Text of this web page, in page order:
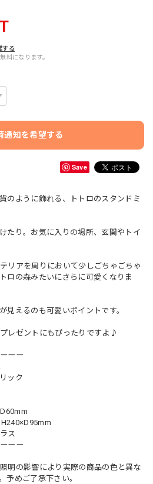
する
料になります。
通知を希望する
Save
のように飾れる、トトロのスタンドミ
たり。お気に入りの場所、玄関やトイ
リアを周りにおいて少しごちゃごちゃ
ロの森みたいにさらに可愛くなりま
見えるのも可愛いポイントです。
レゼントにもぴったりですよ♪
ーー
ック
ス
ーー
明の影響により実際の商品の色と異な
予めご了承下さい。